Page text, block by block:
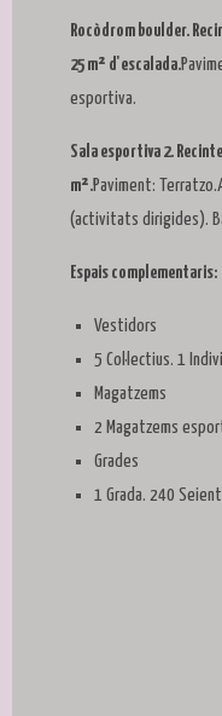
Rocòdrom boulder.
25 m² d'escalada.
esportiva.
Sala esportiva 2.
m².Paviment:
(activitats dirigides).
Espais complementaris:
Vestidors
5 Col·lectius. 1
Magatzems
2 Magatzems
Grades
1 Grada. 240